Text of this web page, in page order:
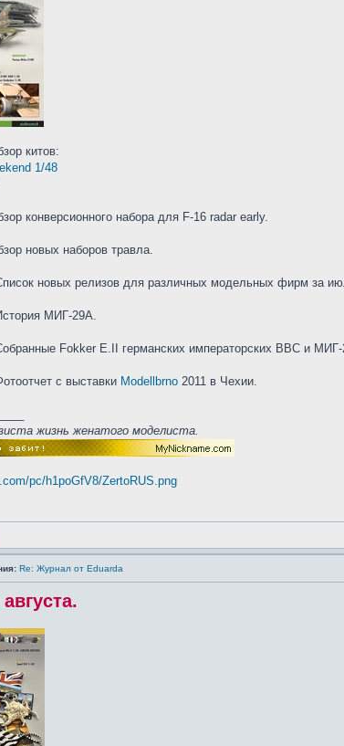
китов:
1/48
конверсионного набора для F-16 radar early.
новых наборов травла.
новых релизов для различных модельных фирм за
МИГ-29А.
Fokker E.II германских императорских ВВС и
с выставки Modellbrno 2011 в Чехии.
жизнь женатого моделиста.
pc/h1poGfV8/ZertoRUS.png
Re: Журнал от Eduarda